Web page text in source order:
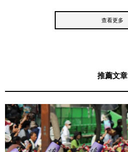
查看更多
推薦文章